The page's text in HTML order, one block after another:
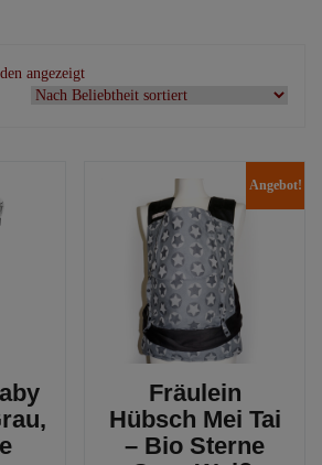
angezeigtNach
Beliebtheit
Angebot!
Fräulein
Hübsch Mei Tai
– Bio Sterne